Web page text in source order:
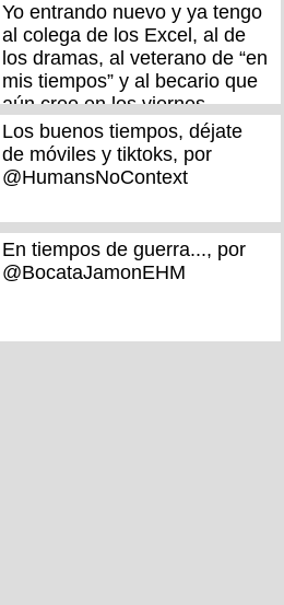
Yo entrando nuevo y ya tengo
al colega de los Excel, al de
los dramas, al veterano de “en
mis tiempos” y al becario que
aún cree en los viernes
cortos, por @RincnCuriosoo
Los buenos tiempos, déjate
de móviles y tiktoks, por
@HumansNoContext
En tiempos de guerra..., por
@BocataJamonEHM